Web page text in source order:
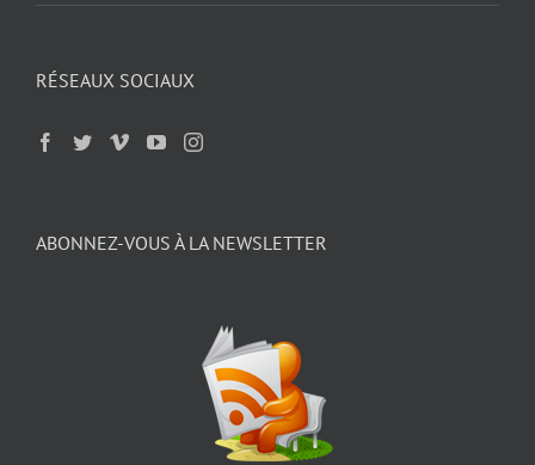
RÉSEAUX SOCIAUX
ABONNEZ-VOUS À LA NEWSLETTER